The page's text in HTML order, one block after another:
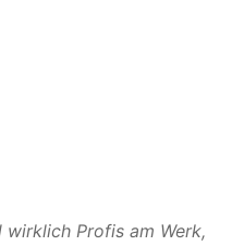
Profis am Werk,